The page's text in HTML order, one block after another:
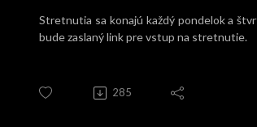
Stretnutia sa konajú každý pondelok a
bude zaslaný link pre vstup na stretnutie.
285